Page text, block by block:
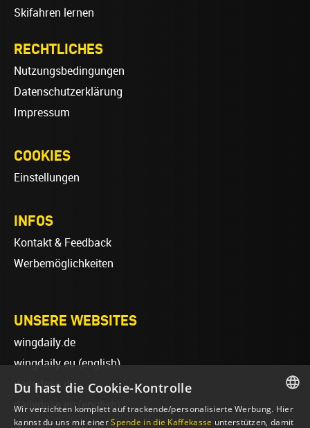
Skifahren lernen
RECHTLICHES
Nutzungsbedingungen
Datenschutzerklärung
Impressum
COOKIES
Einstellungen
INFOS
Kontakt & Feedback
Werbemöglichkeiten
UNSERE WEBSITES
wingdaily.de
wingdaily.eu(english)
dailydose.de
dailydose.eu (english)
GERMAN
Du hast die Cookie-Kontrolle
Wir verzichten komplett auf trackende/personalisierte Werbung. Hier
kannst du uns mit einerSpende in die Kaffekasse unterstützen, damit